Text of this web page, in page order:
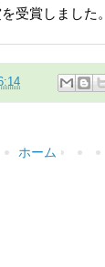
受賞しました。
ホーム